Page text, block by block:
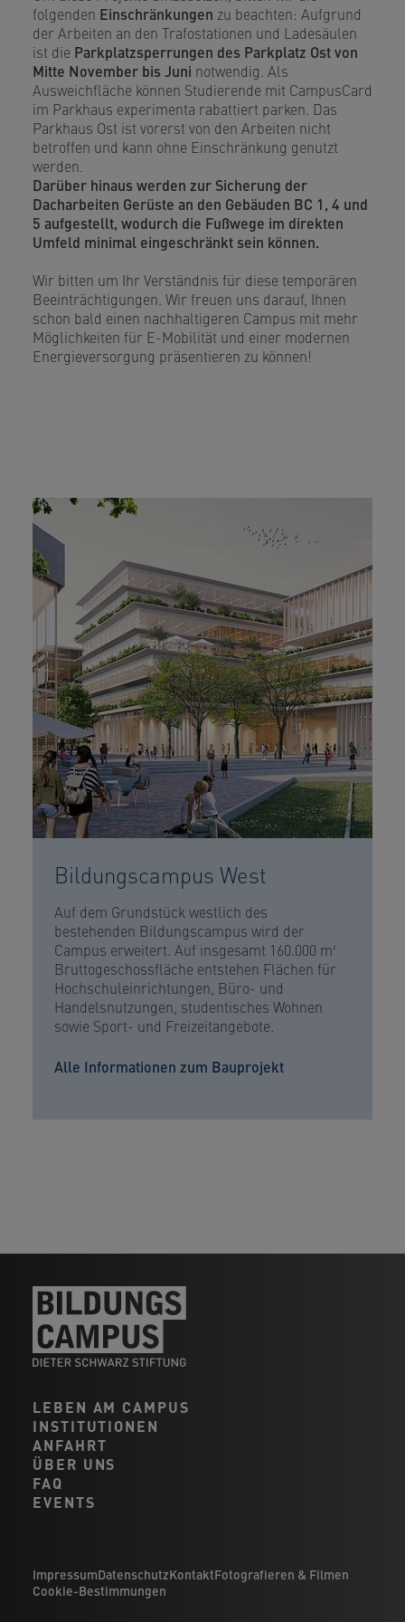
folgenden Einschränkungen zu beachten: Aufgrund
der Arbeiten an den Trafostationen und Ladesäulen
ist die Parkplatzsperrungen des Parkplatz Ost von
Mitte November bis Juni notwendig. Als
Ausweichfläche können Studierende mit CampusCard
im Parkhaus experimenta rabattiert parken. Das
Parkhaus Ost ist vorerst von den Arbeiten nicht
betroffen und kann ohne Einschränkung genutzt
werden.
Darüber hinaus werden zur Sicherung der
Dacharbeiten Gerüste an den Gebäuden BC 1, 4 und
5 aufgestellt, wodurch die Fußwege im direkten
Umfeld minimal eingeschränkt sein können.
Wir bitten um Ihr Verständnis für diese temporären
Beeinträchtigungen. Wir freuen uns darauf, Ihnen
schon bald einen nachhaltigeren Campus mit mehr
Möglichkeiten für E-Mobilität und einer modernen
Energieversorgung präsentieren zu können!
Bildungscampus West
Auf dem Grundstück westlich des
bestehenden Bildungscampus wird der
Campus erweitert. Auf insgesamt 160.000 m²
Bruttogeschossfläche entstehen Flächen für
Hochschuleinrichtungen, Büro- und
Handelsnutzungen, studentisches Wohnen
sowie Sport- und Freizeitangebote.
Alle Informationen zum Bauprojekt
LEBEN AM CAMPUS
INSTITUTIONEN
ANFAHRT
ÜBER UNS
FAQ
EVENTS
ImpressumDatenschutzKontaktFotografieren & Filmen
Cookie-Bestimmungen